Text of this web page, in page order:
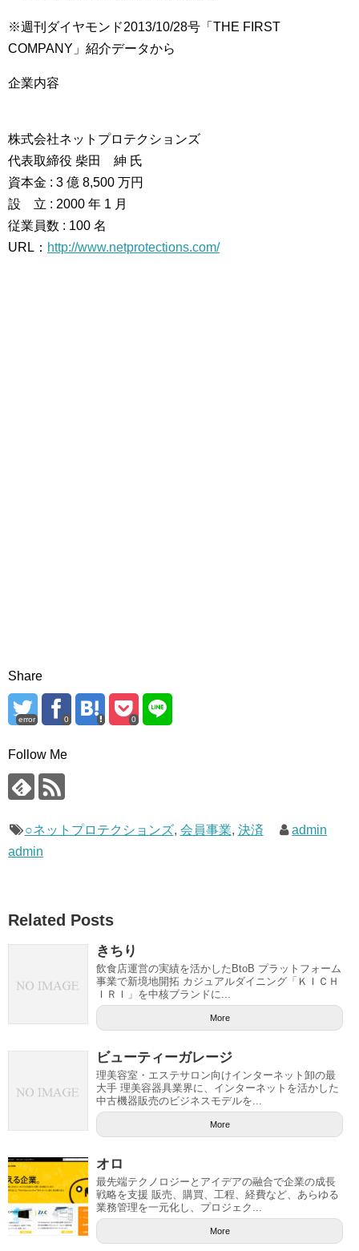
※週刊ダイヤモンド2013/10/28号「THE FIRST
COMPANY」紹介データから
企業内容
株式会社ネットプロテクションズ
代表取締役 柴田 紳 氏
資本金 : 3 億 8,500 万円
設 立 : 2000 年 1 月
従業員数 : 100 名
URL： http://www.netprotections.com/
Share
error 0 0
Follow Me
○ネットプロテクションズ, 会員事業, 決済
admin
admin
Related Posts
きちり
飲食店運営の実績を活かしたBtoB プラットフォーム
事業で新境地開拓 カジュアルダイニング「ＫＩＣＨ
ＩＲＩ」を中核ブランドに...
More
ビューティーガレージ
理美容室・エステサロン向けインターネット卸の最
大手 理美容器具業界に、インターネットを活かした
中古機器販売のビジネスモデルを...
More
オロ
最先端テクノロジーとアイデアの融合で企業の成長
戦略を支援 販売、購買、工程、経費など、あらゆる
業務管理を一元化し、プロジェク...
More